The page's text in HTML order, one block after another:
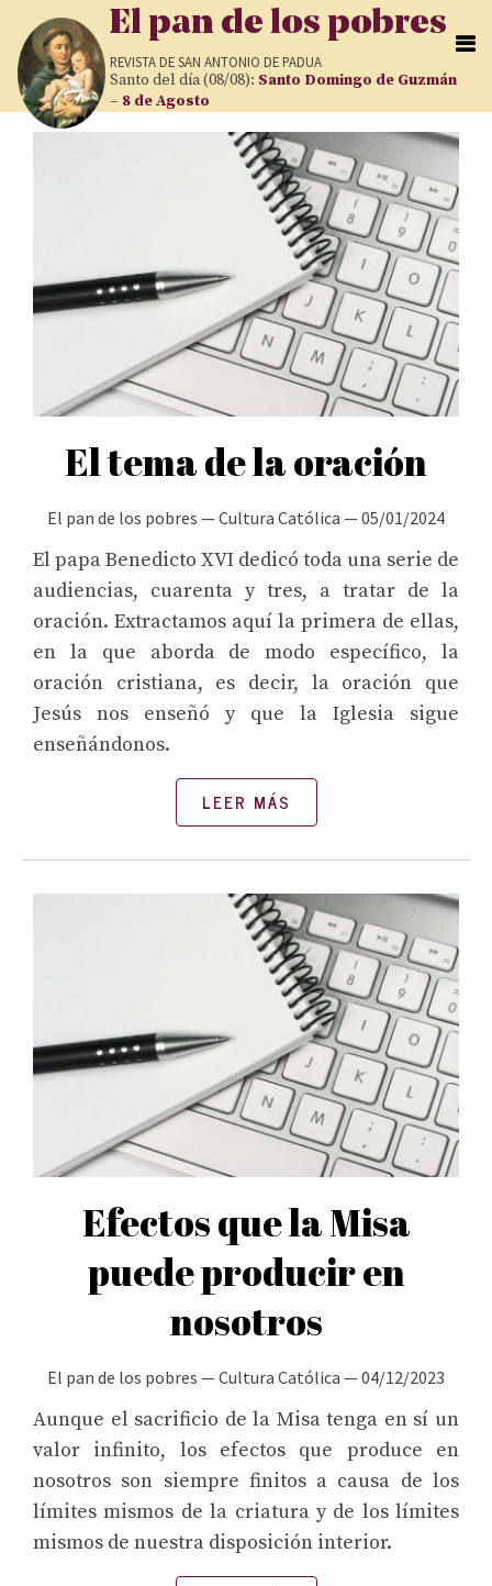
Pasar al contenido principal
El pan de los pobres
REVISTA DESAN ANTONIO DE PADUA
Santo del día (08/08): Santo Domingo de Guzmán
– 8 de Agosto
El tema de la oración
El pan de los pobres —Cultura Católica —05/01/2024
El papa Benedicto XVI dedicó toda una serie de
audiencias, cuarenta y tres, a tratar de la
oración. Extractamos aquí la primera de ellas,
en la que aborda de modo específico, la
oración cristiana, es decir, la oración que
Jesús nos enseñó y que la Iglesia sigue
enseñándonos.
LEER MÁS
Efectos que la Misa
puede producir en
nosotros
El pan de los pobres —Cultura Católica —04/12/2023
Aunque el sacrificio de la Misa tenga en sí un
valor infinito, los efectos que produce en
nosotros son siempre finitos a causa de los
límites mismos de la criatura y de los límites
mismos de nuestra disposición interior.